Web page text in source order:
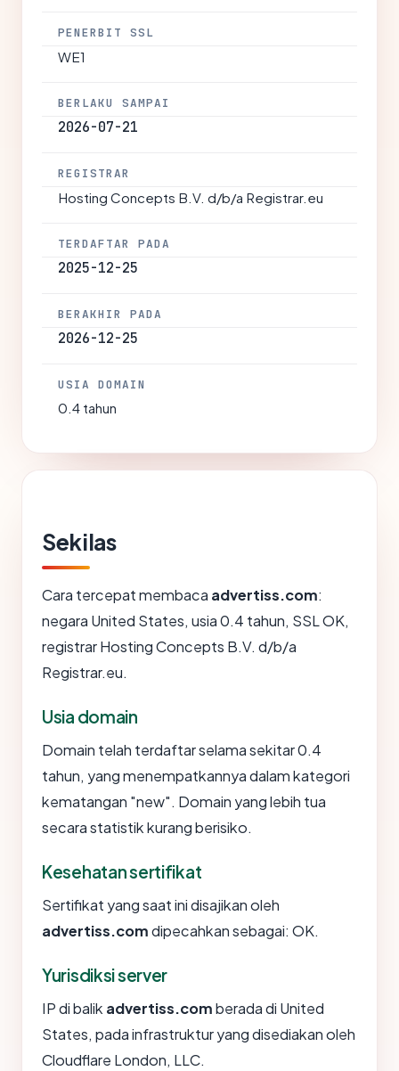
PENERBIT SSL
WE1
BERLAKU SAMPAI
2026-07-21
REGISTRAR
Hosting Concepts B.V. d/b/a Registrar.eu
TERDAFTAR PADA
2025-12-25
BERAKHIR PADA
2026-12-25
USIA DOMAIN
0.4 tahun
Sekilas
Cara tercepat membaca advertiss.com:
negara United States, usia 0.4 tahun, SSL OK,
registrar Hosting Concepts B.V. d/b/a
Registrar.eu.
Usia domain
Domain telah terdaftar selama sekitar 0.4
tahun, yang menempatkannya dalam kategori
kematangan "new". Domain yang lebih tua
secara statistik kurang berisiko.
Kesehatan sertifikat
Sertifikat yang saat ini disajikan oleh
advertiss.comdipecahkan sebagai: OK.
Yurisdiksi server
IP di balik advertiss.comberada di United
States, pada infrastruktur yang disediakan oleh
Cloudflare London, LLC.